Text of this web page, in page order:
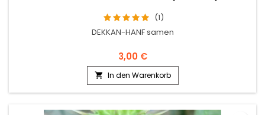
(1)
DEKKAN-HANF samen
3,00 €
 In den Warenkorb